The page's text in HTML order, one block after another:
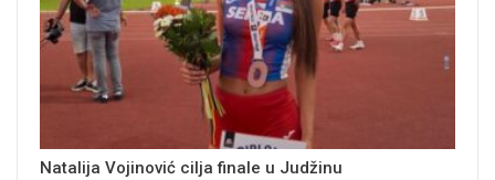
Natalija Vojinović cilja finale u Judžinu